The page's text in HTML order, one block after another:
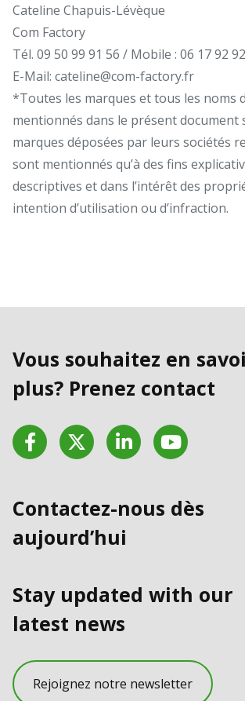
Cateline Chapuis-Lévèque
Com Factory
Tél. 09 50 99 91 56 / Mobile : 06 17 92
E-Mail: cateline@com-factory.fr
*Toutes les marques et tous les noms
mentionnés dans le présent document
marques déposées par leurs sociétés
sont mentionnés qu’à des fins
descriptives et dans l’intérêt des
intention d’utilisation ou d’infraction.
Vous souhaitez en
plus? Prenez contact
FacebookTwitter LinkedInYouTube
Contactez-nous dès
aujourd’hui
Stay updated with our
latest news
Rejoignez notre newsletter